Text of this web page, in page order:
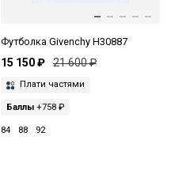
Футболка Givenchy H30887
15 150 ₽ 21 600 ₽
Плати частями
Баллы+758 ₽
84 88 92